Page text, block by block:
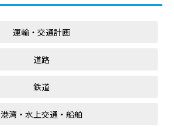
運輸・交通計画
道路
鉄道
港湾・水上交通・船舶